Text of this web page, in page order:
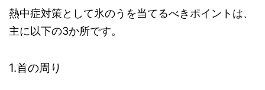
熱中症対策として氷のうを当てるべきポイントは、
主に以下の3か所です。
1.首の周り